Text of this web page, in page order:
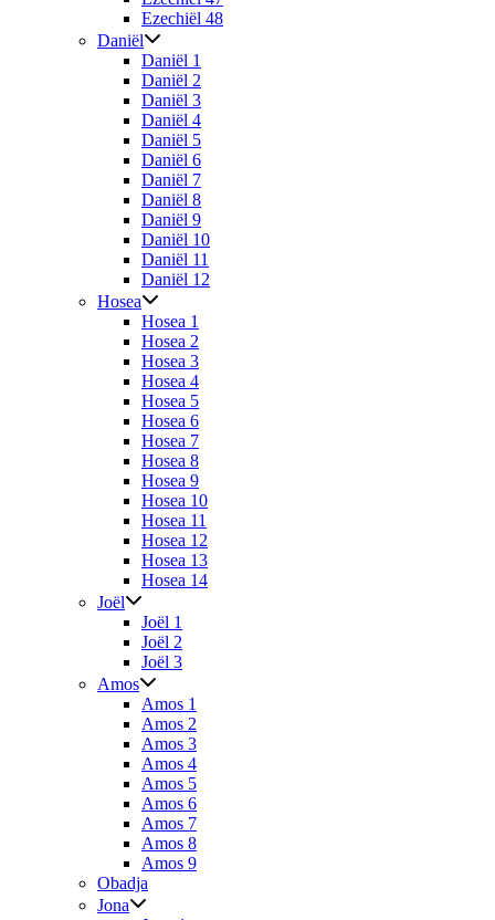
Ezechiël 48
Daniël
Daniël 1
Daniël 2
Daniël 3
Daniël 4
Daniël 5
Daniël 6
Daniël 7
Daniël 8
Daniël 9
Daniël 10
Daniël 11
Daniël 12
Hosea
Hosea 1
Hosea 2
Hosea 3
Hosea 4
Hosea 5
Hosea 6
Hosea 7
Hosea 8
Hosea 9
Hosea 10
Hosea 11
Hosea 12
Hosea 13
Hosea 14
Joël
Joël 1
Joël 2
Joël 3
Amos
Amos 1
Amos 2
Amos 3
Amos 4
Amos 5
Amos 6
Amos 7
Amos 8
Amos 9
Obadja
Jona